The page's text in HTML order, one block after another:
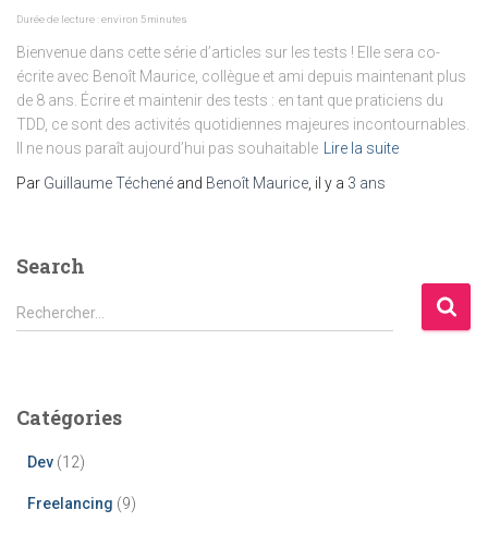
Durée de lecture : environ 5minutes
Bienvenue dans cette série d’articles sur les tests ! Elle sera co-
écrite avec Benoît Maurice, collègue et ami depuis maintenant plus
de 8 ans. Écrire et maintenir des tests : en tant que praticiens du
TDD, ce sont des activités quotidiennes majeures incontournables.
Il ne nous paraît aujourd’hui pas souhaitable
Lire la suite
Par Guillaume Téchené and Benoît Maurice , il y a 3 ans
Search
R
e
r
Rechercher…
Catégories
Dev (12)
Freelancing (9)